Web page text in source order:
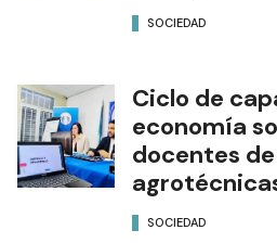
SOCIEDAD
Ciclo de
economía
docentes
SOCIEDAD